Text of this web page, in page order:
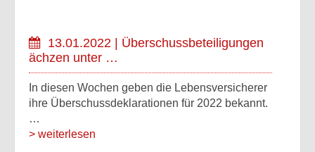
13.01.2022 | Überschussbeteiligungen
ächzen unter …
In diesen Wochen geben die Lebensversicherer
ihre Überschussdeklarationen für 2022 bekannt.
…
> weiterlesen